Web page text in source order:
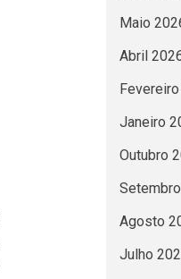
Maio
Abril
Janeiro
Outubro
Agosto
Julho